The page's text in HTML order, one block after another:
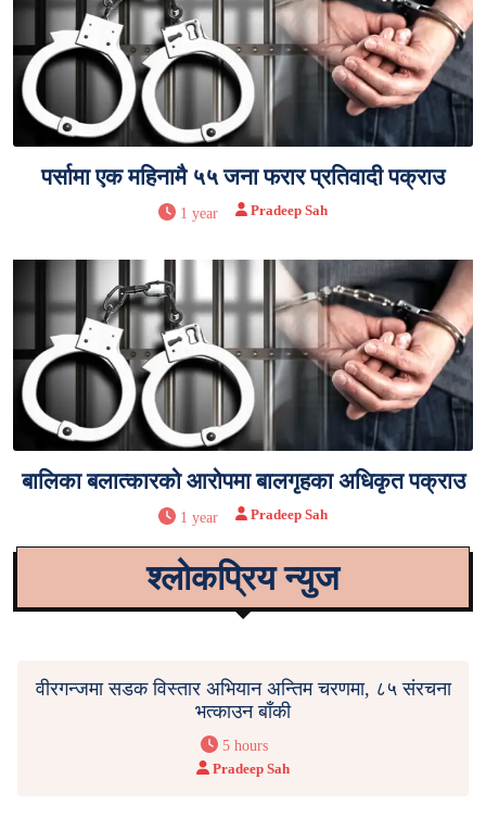
पर्सामा एक महिनामै ५५ जना फरार प्रतिवादी पक्राउ
1 year Pradeep Sah
बालिका बलात्कारको आरोपमा बालगृहका अधिकृत पक्राउ
1 year Pradeep Sah
श्लोकप्रिय न्युज
वीरगन्जमा सडक विस्तार अभियान अन्तिम चरणमा, ८५ संरचना
भत्काउन बाँकी
5 hours
Pradeep Sah